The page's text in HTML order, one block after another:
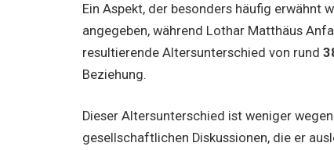
Ein Aspekt, der besonders häufig erwähnt
angegeben, während Lothar Matthäus
resultierende Altersunterschied von rund
Beziehung.
Dieser Altersunterschied ist weniger
gesellschaftlichen Diskussionen, die er